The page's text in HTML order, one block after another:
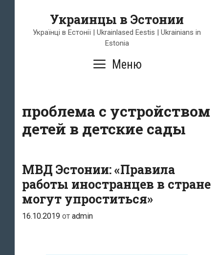
содержимому
Украинцы в Эстонии
Українці в Естонії | Ukrainlased Eestis | Ukrainians in
Estonia
Меню
проблема с устройством
детей в детские сады
МВД Эстонии: «Правила
работы иностранцев в стране
могут упроститься»
16.10.2019 от admin